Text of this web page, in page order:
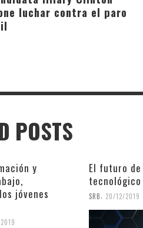
luchar contra el paro
POSTS
y
jóvenes
El futuro
tecnológico
SRB 20/12/2019